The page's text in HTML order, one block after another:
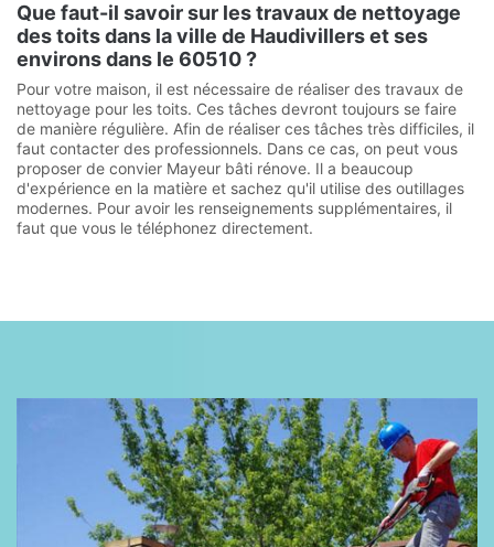
Que faut-il savoir sur les travaux de nettoyage
des toits dans la ville de Haudivillers et ses
environs dans le 60510 ?
Pour votre maison, il est nécessaire de réaliser des travaux de
nettoyage pour les toits. Ces tâches devront toujours se faire
de manière régulière. Afin de réaliser ces tâches très difficiles, il
faut contacter des professionnels. Dans ce cas, on peut vous
proposer de convier Mayeur bâti rénove. Il a beaucoup
d'expérience en la matière et sachez qu'il utilise des outillages
modernes. Pour avoir les renseignements supplémentaires, il
faut que vous le téléphonez directement.